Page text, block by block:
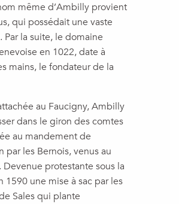
même d’Ambilly provient
qui possédait une vaste
la suite, le domaine
en 1022, date à
mains, le fondateur de la
au Faucigny, Ambilly
dans le giron des comtes
au mandement de
par les Bernois, venus au
Devenue protestante sous la
une mise à sac par les
Sales qui plante